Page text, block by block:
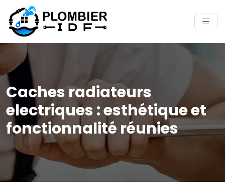
Caches radiateurs
electriques : esthétique et
fonctionnalité réunies